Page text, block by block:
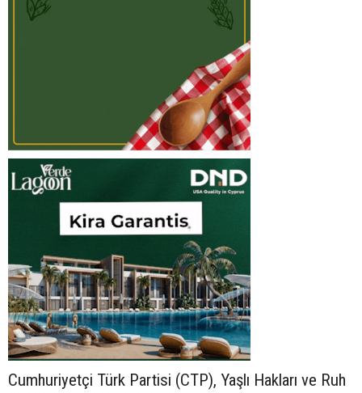
Cumhuriyetçi Türk Partisi (CTP), Yaşlı Hakları ve Ruh